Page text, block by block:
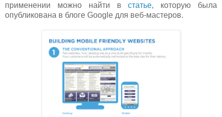
применении можно найти встатье, которую была
опубликована в блоге Google для веб-мастеров.